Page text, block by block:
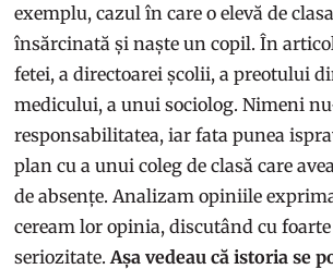
exemplu, cazul în care o elevă de
însărcinată și naște un copil. În
fetei, a directoarei școlii, a preotului
medicului, a unui sociolog. Nimeni
responsabilitatea, iar fata punea
plan cu a unui coleg de clasă care
de absențe. Analizam opiniile
ceream lor opinia, discutând cu
seriozitate.Așa vedeau că istoria se